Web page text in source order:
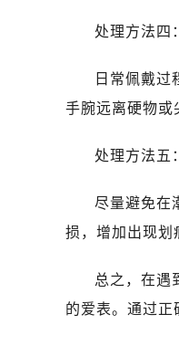
处理方法四
日常佩戴过
手腕远离硬物或
处理方法五
尽量避免在
损，增加出现划
总之，在遇
的爱表。通过正